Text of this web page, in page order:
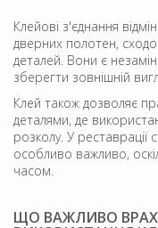
Клейові з'єднання
дверних полотен,
деталей. Вони є
зберегти зовнішній
Клей також дозволяє
деталями, де
розколу. У реставрації
особливо важливо,
часом.
ЩО ВАЖЛИВО